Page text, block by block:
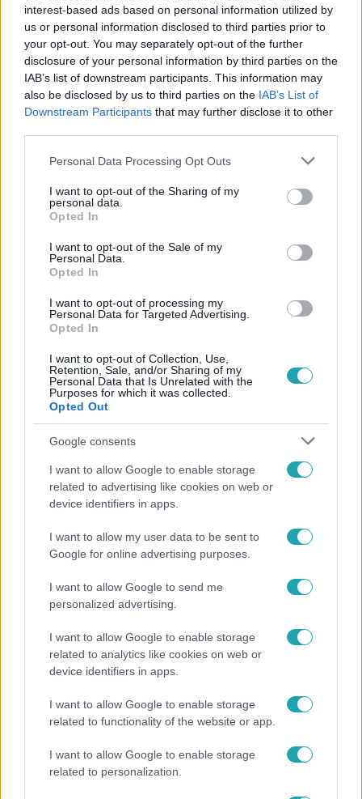
interest-based ads based on personal information utilized by
us or personal information disclosed to third parties prior to
your opt-out. You may separately opt-out of the further
disclosure of your personal information by third parties on the
IAB’s list of downstream participants. This information may
also be disclosed by us to third parties on the IAB’s List of
Downstream Participants that may further disclose it to other
Please note that this website/app uses one or more Google
not limited to your visit or usage behaviour. You may click to
grant or deny consent to Google and its third-party tags to
use your data for below specified purposes in below Google
consent section.
Personal Data Processing Opt Outs
I want to opt-out of the Sharing of my
personal data.
Opted In
I want to opt-out of the Sale of my
Personal Data.
Opted In
I want to opt-out of processing my
Personal Data for Targeted Advertising.
Opted In
I want to opt-out of Collection, Use,
Retention, Sale, and/or Sharing of my
Personal Data that Is Unrelated with the
Purposes for which it was collected.
Opted Out
Google consents
I want to allow Google to enable storage
related to advertising like cookies on web or
device identifiers in apps.
I want to allow my user data to be sent to
Google for online advertising purposes.
I want to allow Google to send me
personalized advertising.
I want to allow Google to enable storage
related to analytics like cookies on web or
device identifiers in apps.
I want to allow Google to enable storage
related to functionality of the website or app.
I want to allow Google to enable storage
related to personalization.
#KERESZTANYU #ELŐZETES # ELŐZETESEK
BÁRÁNY JÓSKA
4. ÉVAD 25. RÉSZ
Népszerű
6:00
által vártnál nagyobb hőség?